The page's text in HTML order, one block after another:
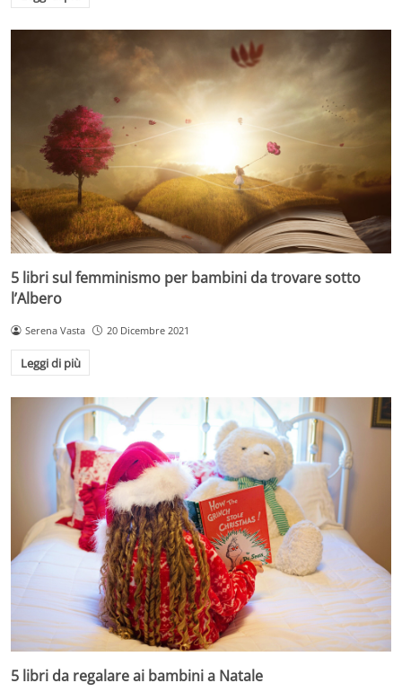
5 libri sul femminismo per bambini da trovare sotto
l’Albero
Serena Vasta 20 Dicembre 2021
Leggi di più
5 libri da regalare ai bambini a Natale